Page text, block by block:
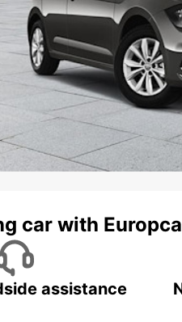
car with
assistance